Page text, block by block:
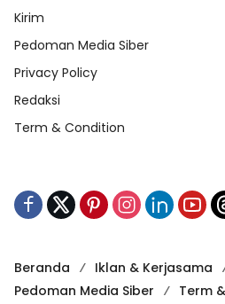
Kirim
Pedoman Media Siber
Privacy Policy
Redaksi
Term & Condition
Beranda
Iklan & Kerjasama
Pedoman Media Siber
Term